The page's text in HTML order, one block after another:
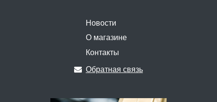
Новости
О магазине
Контакты
Обратная связь